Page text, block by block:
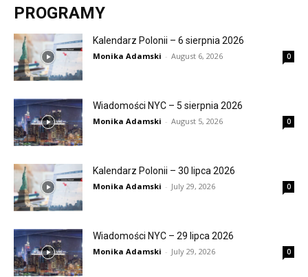
PROGRAMY
Kalendarz Polonii – 6 sierpnia 2026
Monika Adamski - August 6, 2026 0
Wiadomości NYC – 5 sierpnia 2026
Monika Adamski - August 5, 2026 0
Kalendarz Polonii – 30 lipca 2026
Monika Adamski - July 29, 2026 0
Wiadomości NYC – 29 lipca 2026
Monika Adamski - July 29, 2026 0